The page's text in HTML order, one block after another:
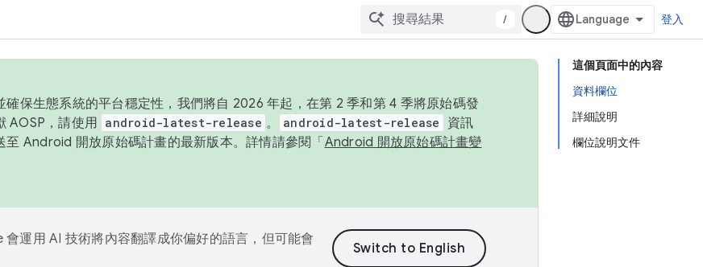
/ 登入
這個頁面中的內容
資料欄位
詳細說明
欄位說明文件
保生態系統的平台穩定性，我們將自 2026 年起，在第 2 季和第 4 季將原始碼發
AOSP，請使用 android-latest-release 。 android-latest-release
資訊
Android 開放原始碼計畫的最新版本。詳情請參閱「 Android 開放原始碼計畫變
運用 AI 技術將內容翻譯成你偏好的語言，但可能會